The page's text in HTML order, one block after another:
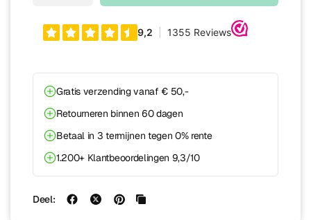
Gratis verzending vanaf € 50,-
Retourneren binnen 60 dagen
Betaal in 3 termijnen tegen 0% rente
1.200+ Klantbeoordelingen 9,3/10
Deel: